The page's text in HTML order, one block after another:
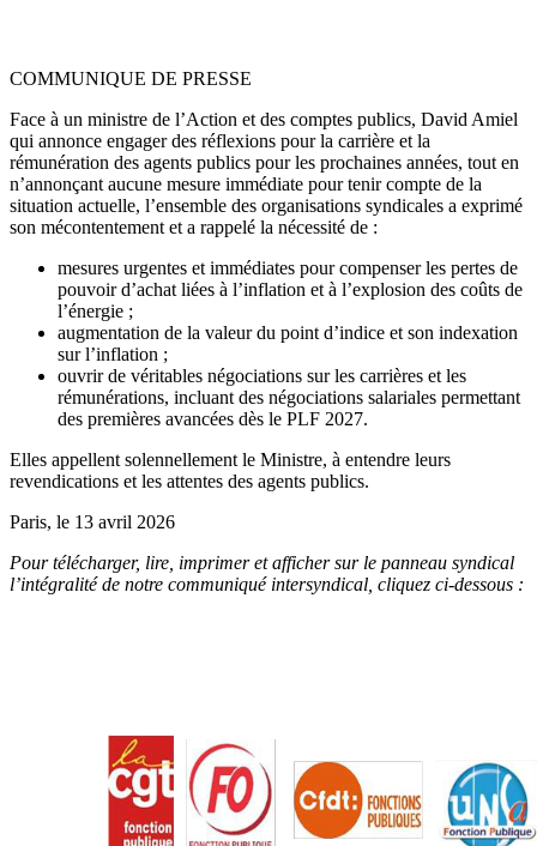
COMMUNIQUE DE PRESSE
Face à un ministre de l’Action et des comptes publics, David Amiel
qui annonce engager des réflexions pour la carrière et la
rémunération des agents publics pour les prochaines années, tout en
n’annonçant aucune mesure immédiate pour tenir compte de la
situation actuelle, l’ensemble des organisations syndicales a exprimé
son mécontentement et a rappelé la nécessité de :
mesures urgentes et immédiates pour compenser les pertes de
pouvoir d’achat liées à l’inflation et à l’explosion des coûts de
l’énergie ;
augmentation de la valeur du point d’indice et son indexation
sur l’inflation ;
ouvrir de véritables négociations sur les carrières et les
rémunérations, incluant des négociations salariales permettant
des premières avancées dès le PLF 2027.
Elles appellent solennellement le Ministre, à entendre leurs
revendications et les attentes des agents publics.
Paris, le 13 avril 2026
Pour télécharger, lire, imprimer et afficher sur le panneau syndical
l’intégralité de notre communiqué intersyndical, cliquez ci-dessous :